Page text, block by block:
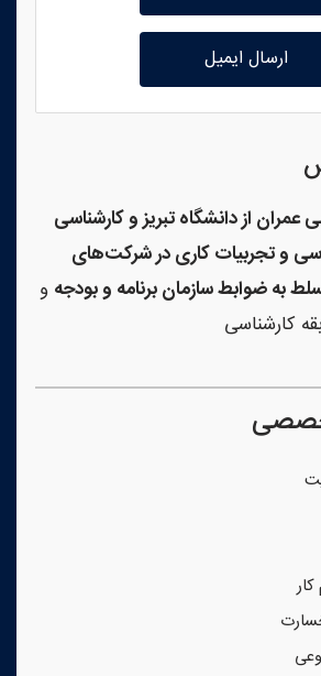
ارسال ایمیل
از دانشگاه تبریز و کارشناسی
مهندسی و تجربیات کاری در شرکت‌های
به ضوابط سازمان برنامه و بودجه و